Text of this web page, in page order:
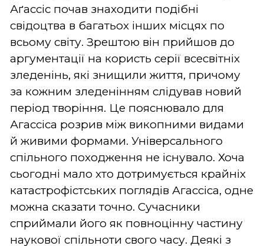
Аґассіс почав знаходити подібні
свідоцтва в багатьох інших місцях по
всьому світу. Зрештою він прийшов до
аргументації на користь серії всесвітніх
зледенінь, які знищили життя, причому
за кожним зледенінням слідував новий
період творіння. Це пояснювало для
Агассіса розрив між викопними видами
й живими формами. Універсального
спільного походження не існувало. Хоча
сьогодні мало хто дотримується крайніх
катастрофістських поглядів Агассіса, одне
можна сказати точно. Сучасники
сприймали його як повноцінну частину
наукової спільноти свого часу. Деякі з